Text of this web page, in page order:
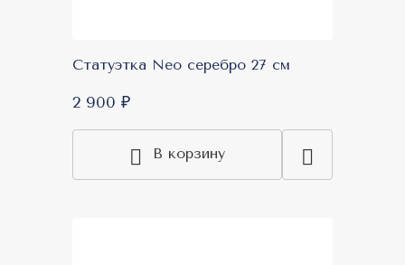
Статуэтка Neo серебро 27 см
2 900 ₽
В корзину